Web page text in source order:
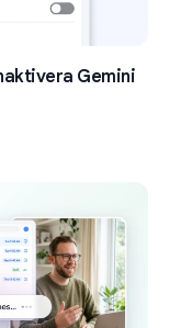
Gemini